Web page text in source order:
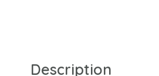
Description